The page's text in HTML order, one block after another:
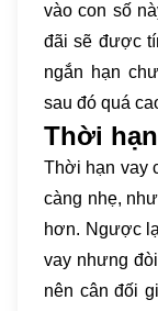
vào con số
đãi sẽ được
ngắn hạn
sau đó quá
Thời
Thời hạn vay
càng nhẹ,
hơn. Ngược
vay nhưng
nên cân đối